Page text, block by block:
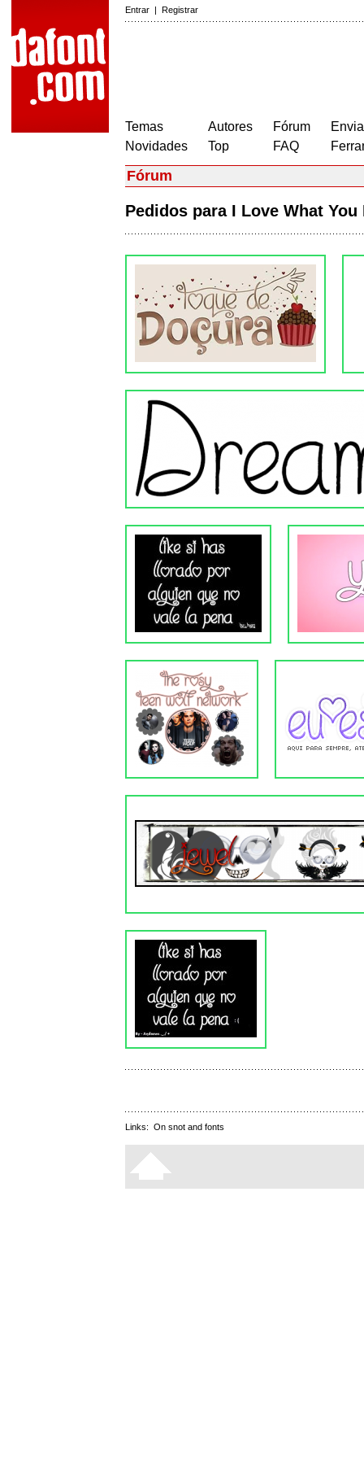
Entrar | Registrar
Temas
Novidades
Autores
Top
Fórum
FAQ
Fórum
Pedidos para I Love What
Links: On snot and fonts